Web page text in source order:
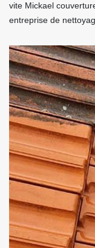
vite Mickael
entreprise de